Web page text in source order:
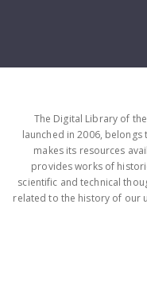
The Digital Library of
launched in 2006,
makes its resources
provides works of
scientific and technical
related to the history of our